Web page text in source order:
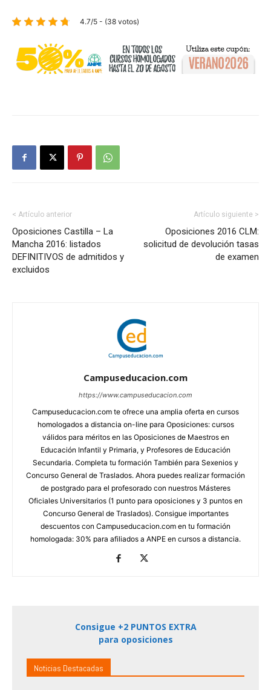
4.7/5 - (38 votos)
< Artículo anterior
Oposiciones Castilla – La
Mancha 2016: listados
DEFINITIVOS de admitidos y
excluidos
Artículo siguiente >
Oposiciones 2016 CLM:
solicitud de devolución tasas
de examen
Campuseducacion.com
https://www.campuseducacion.com
Campuseducacion.com te ofrece una amplia oferta en cursos
homologados a distancia on-line para Oposiciones: cursos
válidos para méritos en las Oposiciones de Maestros en
Educación Infantil y Primaria, y Profesores de Educación
Secundaria. Completa tu formación También para Sexenios y
Concurso General de Traslados. Ahora puedes realizar formación
de postgrado para el profesorado con nuestros Másteres
Oficiales Universitarios (1 punto para oposiciones y 3 puntos en
Concurso General de Traslados). Consigue importantes
descuentos con Campuseducacion.com en tu formación
homologada: 30% para afiliados a ANPE en cursos a distancia.
Consigue +2 PUNTOS EXTRA
para oposiciones
Noticias Destacadas